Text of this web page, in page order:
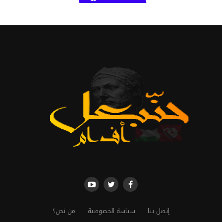
إتصل بنا سياسة الخصوصية من نحن؟